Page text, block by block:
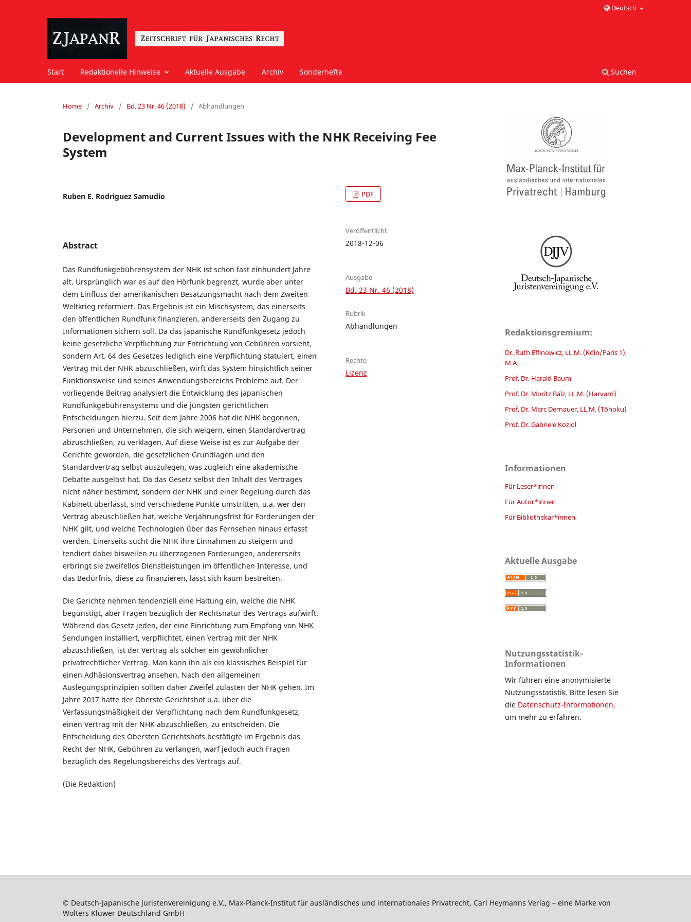
Start Redaktionelle Hinweise Aktuelle Ausgabe Archiv Sonderhefte Suchen
Deutsch
Home / Archiv / Bd. 23 Nr. 46 (2018) / Abhandlungen
Development and Current Issues with the NHK Receiving Fee
System
Ruben E. Rodriguez Samudio
Abstract
Das Rundfunkgebührensystem der NHK ist schon fast einhundert Jahre
alt. Ursprünglich war es auf den Hörfunk begrenzt, wurde aber unter
dem Einfluss der amerikanischen Besatzungsmacht nach dem Zweiten
Weltkrieg reformiert. Das Ergebnis ist ein Mischsystem, das einerseits
den öffentlichen Rundfunk finanzieren, andererseits den Zugang zu
Informationen sichern soll. Da das japanische Rundfunkgesetz jedoch
keine gesetzliche Verpflichtung zur Entrichtung von Gebühren vorsieht,
sondern Art. 64 des Gesetzes lediglich eine Verpflichtung statuiert, einen
Vertrag mit der NHK abzuschließen, wirft das System hinsichtlich seiner
Funktionsweise und seines Anwendungsbereichs Probleme auf. Der
vorliegende Beitrag analysiert die Entwicklung des japanischen
Rundfunkgebührensystems und die jüngsten gerichtlichen
Entscheidungen hierzu. Seit dem Jahre 2006 hat die NHK begonnen,
Personen und Unternehmen, die sich weigern, einen Standardvertrag
abzuschließen, zu verklagen. Auf diese Weise ist es zur Aufgabe der
Gerichte geworden, die gesetzlichen Grundlagen und den
Standardvertrag selbst auszulegen, was zugleich eine akademische
Debatte ausgelöst hat. Da das Gesetz selbst den Inhalt des Vertrages
nicht näher bestimmt, sondern der NHK und einer Regelung durch das
Kabinett überlässt, sind verschiedene Punkte umstritten, u.a. wer den
Vertrag abzuschließen hat, welche Verjährungsfrist für Forderungen der
NHK gilt, und welche Technologien über das Fernsehen hinaus erfasst
werden. Einerseits sucht die NHK ihre Einnahmen zu steigern und
tendiert dabei bisweilen zu überzogenen Forderungen, andererseits
erbringt sie zweifellos Dienstleistungen im öffentlichen Interesse, und
das Bedürfnis, diese zu finanzieren, lässt sich kaum bestreiten.
Die Gerichte nehmen tendenziell eine Haltung ein, welche die NHK
begünstigt, aber Fragen bezüglich der Rechtsnatur des Vertrags aufwirft.
Während das Gesetz jeden, der eine Einrichtung zum Empfang von NHK
Sendungen installiert, verpflichtet, einen Vertrag mit der NHK
abzuschließen, ist der Vertrag als solcher ein gewöhnlicher
privatrechtlicher Vertrag. Man kann ihn als ein klassisches Beispiel für
einen Adhäsionsvertrag ansehen. Nach den allgemeinen
Auslegungsprinzipien sollten daher Zweifel zulasten der NHK gehen. Im
Jahre 2017 hatte der Oberste Gerichtshof u.a. über die
Verfassungsmäßigkeit der Verpflichtung nach dem Rundfunkgesetz,
einen Vertrag mit der NHK abzuschließen, zu entscheiden. Die
Entscheidung des Obersten Gerichtshofs bestätigte im Ergebnis das
Recht der NHK, Gebühren zu verlangen, warf jedoch auch Fragen
bezüglich des Regelungsbereichs des Vertrags auf.
(Die Redaktion)
PDF
Veröffentlicht
2018-12-06
Ausgabe
Bd. 23 Nr. 46 (2018)
Rubrik
Abhandlungen
Rechte
Lizenz
Redaktionsgremium:
Dr. Ruth Effinowicz, LL.M. (Köln/Paris 1),
M.A.
Prof. Dr. Harald Baum
Prof. Dr. Moritz Bälz, LL.M. (Harvard)
Prof. Dr. Marc Dernauer, LL.M. (Tōhoku)
Prof. Dr. Gabriele Koziol
Informationen
Für Leser*innen
Für Autor*innen
Für Bibliothekar*innen
Aktuelle Ausgabe
Nutzungsstatistik-
Informationen
Wir führen eine anonymisierte
Nutzungsstatistik. Bitte lesen Sie
die Datenschutz-Informationen,
um mehr zu erfahren.
© Deutsch-Japanische Juristenvereinigung e.V., Max-Planck-Institut für ausländisches und internationales Privatrecht, Carl Heymanns Verlag – eine Marke von
Wolters Kluwer Deutschland GmbH